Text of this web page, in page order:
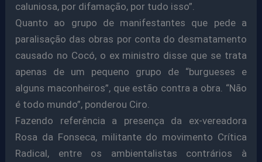
caluniosa, por difamação, por tudo isso”.
Quanto ao grupo de manifestantes que pede a
paralisação das obras por conta do desmatamento
causado no Cocó, o ex ministro disse que se trata
apenas de um pequeno grupo de “burgueses e
alguns maconheiros”, que estão contra a obra. “Não
é todo mundo”, ponderou Ciro.
Fazendo referência a presença da ex-vereadora
Rosa da Fonseca, militante do movimento Crítica
Radical, entre os ambientalistas contrários à